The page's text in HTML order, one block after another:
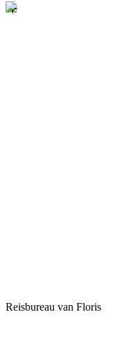
Reisbureau van Floris